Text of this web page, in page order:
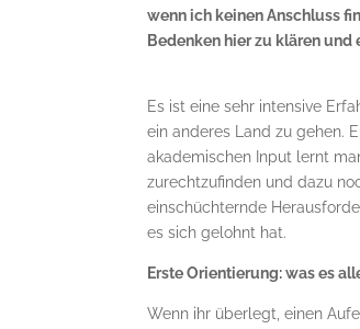
wenn ich keinen Anschluss
Bedenken hier zu klären
Es ist eine sehr intensive
ein anderes Land zu gehen.
akademischen Input lernt
zurechtzufinden und dazu
einschüchternde
es sich gelohnt hat.
Erste Orientierung: was es
Wenn ihr überlegt, einen